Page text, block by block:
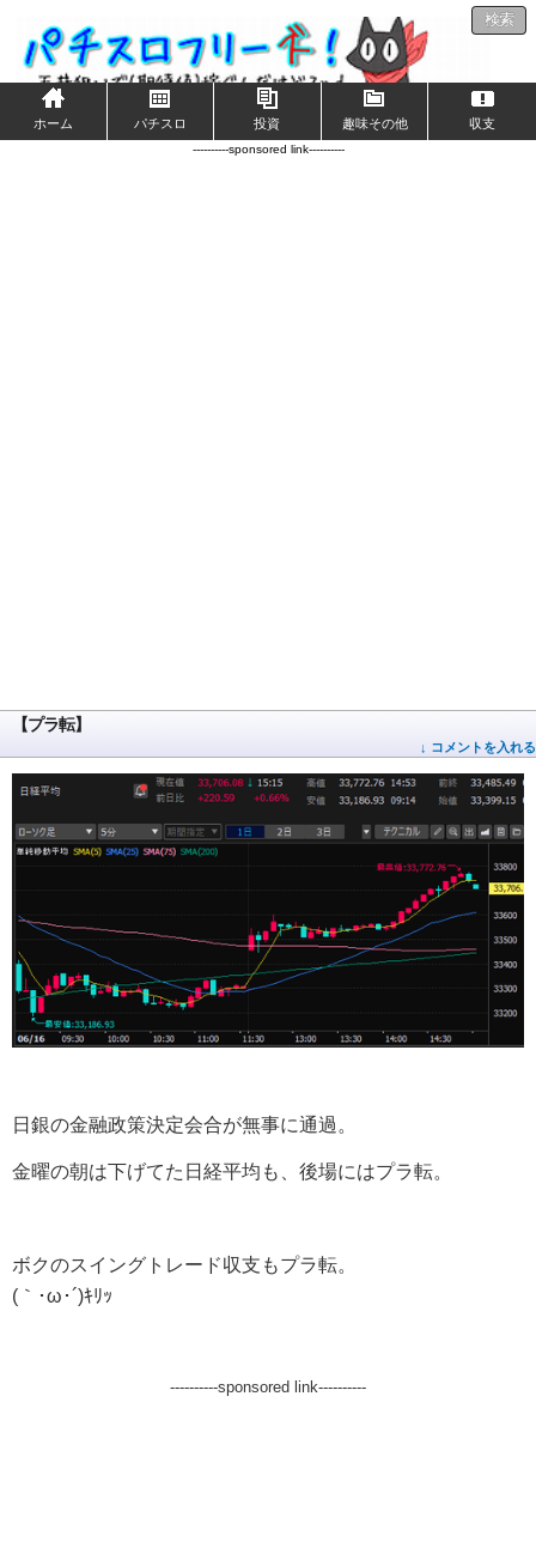
検索
ホーム パチスロ 投資 趣味その他 収支
----------sponsored link----------
【プラ転】
↓ コメントを入れる
日銀の金融政策決定会合が無事に通過。
金曜の朝は下げてた日経平均も、後場にはプラ転。
ボクのスイングトレード収支もプラ転。
(｀･ω･´)ｷﾘｯ
----------sponsored link----------